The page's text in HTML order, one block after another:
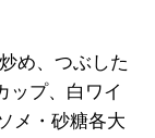
め、つぶした
ップ、白ワイ
メ・砂糖各大